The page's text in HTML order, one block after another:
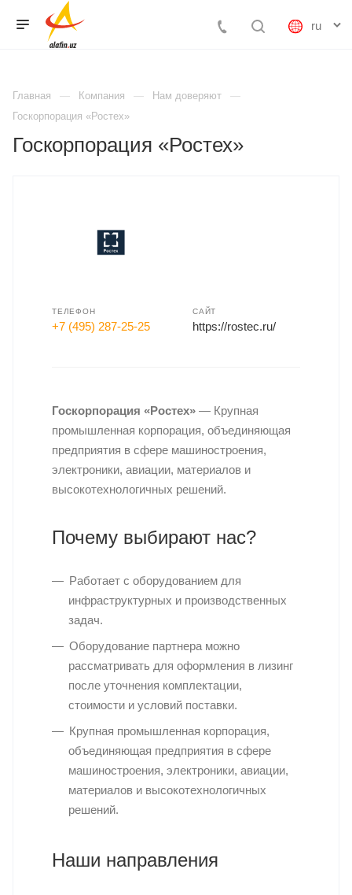
Главная Компания
Нам доверяют
Госкорпорация «Ростех»
Госкорпорация «Ростех»
ТЕЛЕФОН
+7 (495) 287-25-25
САЙТ
https://rostec.ru/
Госкорпорация «Ростех» — Крупная
промышленная корпорация, объединяющая
предприятия в сфере машиностроения,
электроники, авиации, материалов и
высокотехнологичных решений.
Почему выбирают нас?
Работает с оборудованием для
инфраструктурных и производственных
задач.
Оборудование партнера можно
рассматривать для оформления в лизинг
после уточнения комплектации,
стоимости и условий поставки.
Крупная промышленная корпорация,
объединяющая предприятия в сфере
машиностроения, электроники, авиации,
материалов и высокотехнологичных
решений.
Наши направления